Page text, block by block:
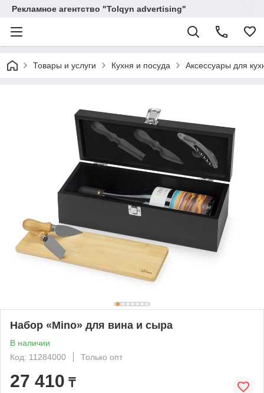
Рекламное агентство "Tolqyn advertising"
Товары и услуги Кухня и посуда Аксессуары для
Набор «Mino» для вина и сыра
В наличии
Код: 11284000
Только опт
27 410 ₸